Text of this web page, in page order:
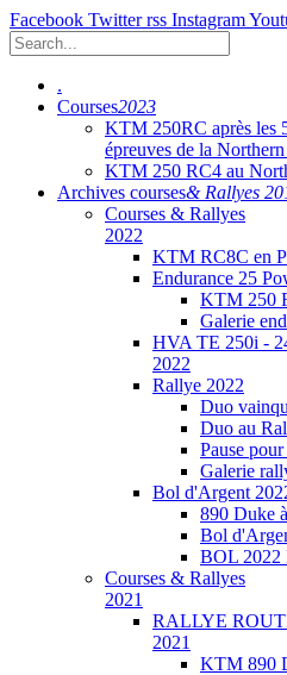
Facebook Twitter rss Instagram
.
Courses2023
KTM 250RC après les
épreuves de la
KTM 250 RC4 au
Archives courses& Rallyes
Courses & Rallyes
2022
KTM RC8C en
Endurance 25
KTM 250
Galerie
HVA TE 250i -
2022
Rallye 2022
Duo
Duo au
Pause
Galerie
Bol d'Argent
890 Duke
Bol
BOL
Courses & Rallyes
2021
RALLYE
2021
KTM 890